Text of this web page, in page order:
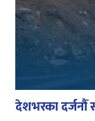
देशभरका